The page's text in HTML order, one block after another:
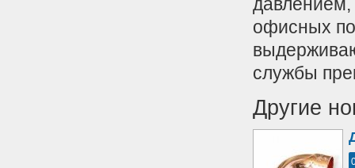
офисных
службы
Другие